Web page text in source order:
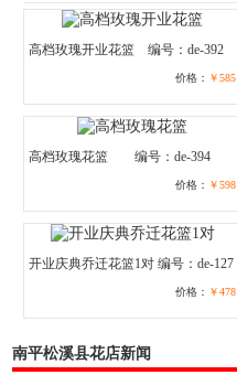
高档玫瑰开业花篮 编号：de-392
价格： ￥585
高档玫瑰花篮 编号：de-394
价格： ￥598
开业庆典乔迁花篮1对 编号：de-127
价格： ￥478
南平松溪县花店新闻